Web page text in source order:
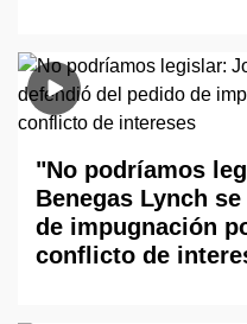
"No podríamos
Benegas Lynch
de impugnación
conflicto de